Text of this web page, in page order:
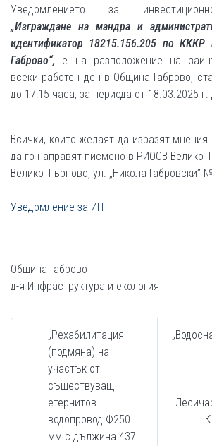
Уведомлението за
„Изграждане на мандра и
идентификатор 18215.156.205 по
Габрово“, е на разположение на
всеки работен ден в Община Габрово,
до 17:15 часа, за периода от 18.03.2025
Всички, които желаят да изразят
да го направят писмено в РИОСВ Велико
Велико Търново, ул. „Никола Габровски”
Уведомление за ИП
Община Габрово
д-я Инфраструктура и екология
„Рехабилитация
(подмяна) на
участък от
съществуващ
етернитов
водопровод Ф250
мм с дължина 437